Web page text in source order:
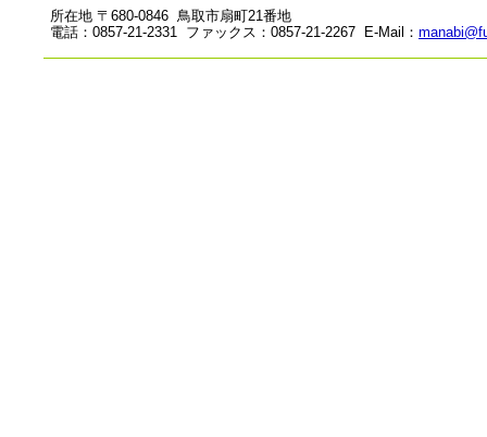
所在地 〒680-0846 鳥取市扇町21番地
電話：0857-21-2331 ファックス：0857-21-2267 E-Mail：